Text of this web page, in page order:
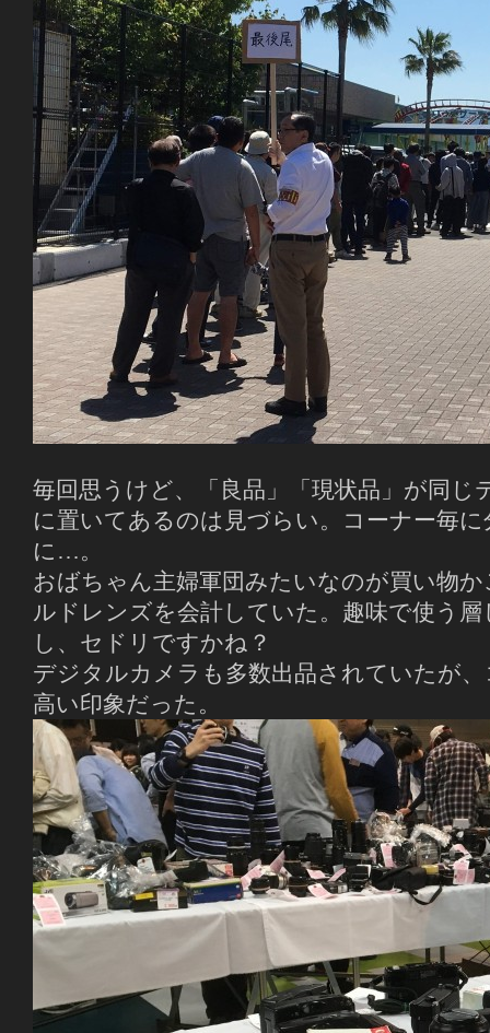
毎回思うけど、「良品」「現状品」が同じ
に置いてあるのは見づらい。コーナー毎
に…。
おばちゃん主婦軍団みたいなのが買い物
ルドレンズを会計していた。趣味で使う
し、セドリですかね？
デジタルカメラも多数出品されていたが
高い印象だった。